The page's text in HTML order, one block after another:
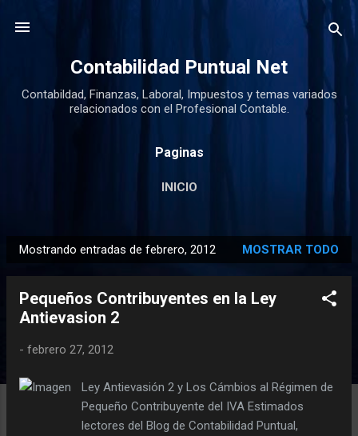
Contabilidad Puntual Net
Contabildad, Finanzas, Laboral, Impuestos y temas variados
relacionados con el Profesional Contable.
Paginas
INICIO
n
Mostrando entradas de febrero, 2012 MOSTRAR TODO
Pequeños Contribuyentes en la Ley
Antievasion 2
- febrero 27, 2012
Ley Antievasión 2 y Los Cámbios al Régimen de
Pequeño Contribuyente del IVA Estimados
lectores del Blog de Contabilidad Puntual,